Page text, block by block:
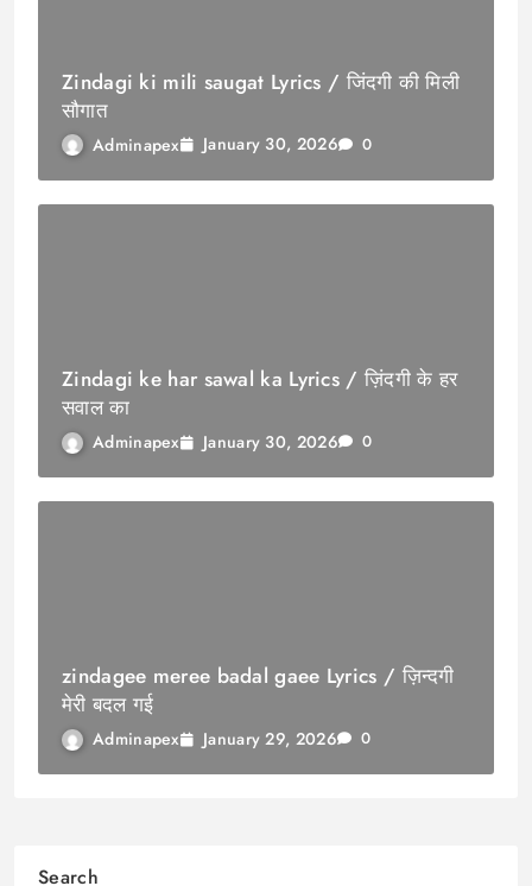
Zindagi ki mili saugat Lyrics / जिंदगी की मिली
सौगात
Adminapex January 30, 2026 0
Zindagi ke har sawal ka Lyrics / ज़िंदगी के हर
सवाल का
Adminapex January 30, 2026 0
zindagee meree badal gaee Lyrics / ज़िन्दगी
मेरी बदल गई
Adminapex January 29, 2026 0
Search